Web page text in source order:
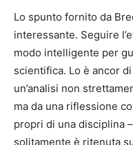
Lo spunto fornito da
interessante. Seguire
modo intelligente per
scientifica. Lo è ancor
un’analisi non
ma da una riflessione
propri di una disciplina
solitamente è ritenuta